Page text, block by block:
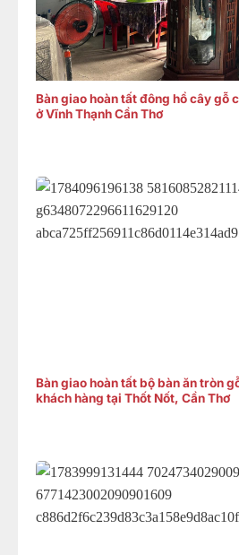
Bàn giao hoàn tất đông hồ cây gỗ
ở Vĩnh Thạnh Cần Thơ
Bàn giao hoàn tất bộ bàn ăn tròn
khách hàng tại Thốt Nốt, Cần Thơ